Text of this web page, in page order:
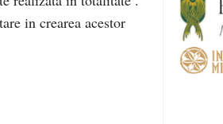
in crearea acestor